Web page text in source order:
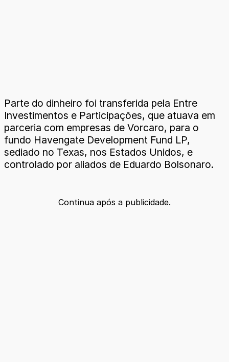
Parte do dinheiro foi transferida pela Entre
Investimentos e Participações, que atuava em
parceria com empresas de Vorcaro, para o
fundo Havengate Development Fund LP,
sediado no Texas, nos Estados Unidos, e
controlado por aliados de Eduardo Bolsonaro.
Continua após a publicidade.